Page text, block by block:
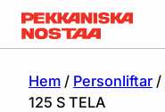
Hem / Personliftar /
125 S TELA